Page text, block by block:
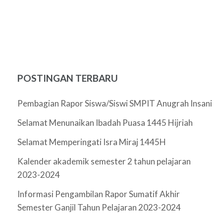
POSTINGAN TERBARU
Pembagian Rapor Siswa/Siswi SMPIT Anugrah Insani
Selamat Menunaikan Ibadah Puasa 1445 Hijriah
Selamat Memperingati Isra Miraj 1445H
Kalender akademik semester 2 tahun pelajaran
2023-2024
Informasi Pengambilan Rapor Sumatif Akhir
Semester Ganjil Tahun Pelajaran 2023-2024